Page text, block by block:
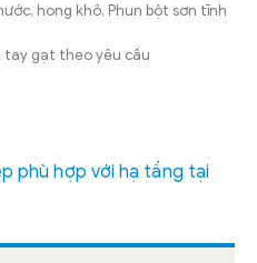
hong khô, Phun bột sơn tĩnh
tay gạt theo yêu cầu
phù hợp với hạ tầng tại